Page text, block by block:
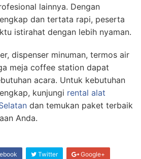
lainnya. Dengan
dan tertata rapi, peserta
istirahat dengan lebih nyaman.
dispenser minuman, termos air
meja coffee station dapat
acara. Untuk kebutuhan
kunjungi rental alat
dan temukan paket terbaik
Anda.
Twitter Google+